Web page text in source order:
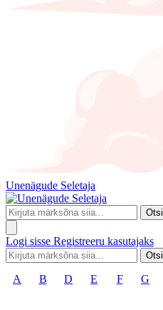
Unenägude Seletaja
Otsi
Logi sisse Registreeru kasutajaks
Otsi
A B D E F G